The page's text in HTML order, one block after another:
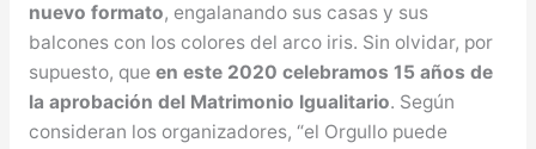
nuevo formato, engalanando sus casas y sus
balcones con los colores del arco iris. Sin olvidar, por
supuesto, que en este 2020 celebramos 15 años de
la aprobación del Matrimonio Igualitario. Según
consideran los organizadores, “el Orgullo puede